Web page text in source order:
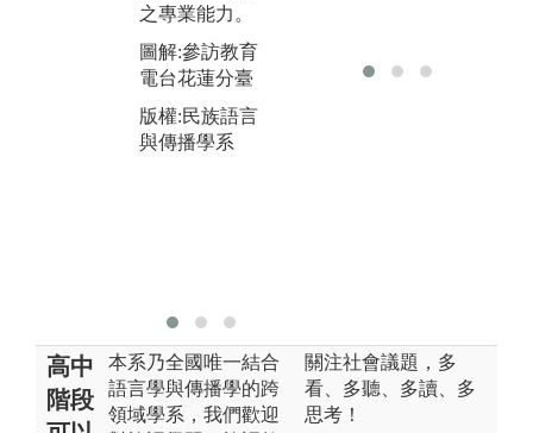
之專業能力。
圖解:參訪教育
電台花蓮分臺
版權:民族語言
與傳播學系
一同成長，實
高中
階段
本系乃全國唯一結合
語言學與傳播學的跨
領域學系，我們歡迎
關注社會議題，多
看、多聽、多讀、多
思考！